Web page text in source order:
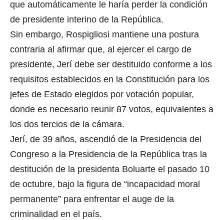
que automáticamente le haría perder la condición
de presidente interino de la República.
Sin embargo, Rospigliosi mantiene una postura
contraria al afirmar que, al ejercer el cargo de
presidente, Jerí debe ser destituido conforme a los
requisitos establecidos en la Constitución para los
jefes de Estado elegidos por votación popular,
donde es necesario reunir 87 votos, equivalentes a
los dos tercios de la cámara.
Jerí, de 39 años, ascendió de la Presidencia del
Congreso a la Presidencia de la República tras la
destitución de la presidenta Boluarte el pasado 10
de octubre, bajo la figura de “incapacidad moral
permanente” para enfrentar el auge de la
criminalidad en el país.